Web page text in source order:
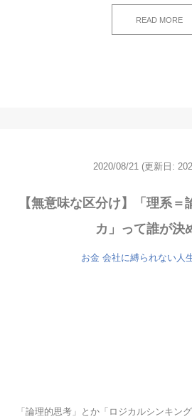
READ MORE
2020/08/21 (更新日:
【無意味な区分け】「理系
カ」って誰が決
お金 会社に縛られない人
「論理的思考」とか「ロジカルシンキン